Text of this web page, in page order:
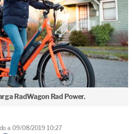
RadWagon Rad Power.
a 09/08/2019 10:27